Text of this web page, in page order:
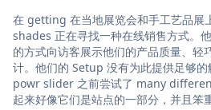
在 getting 在当地展览会和手工艺品展
shades 正在寻找一种在线销售方式。
的方式向访客展示他们的产品质量、轻
计。他们的 Setup 没有为此提供足够
powr slider 之前尝试了 many
起来好像它们是站点的一部分，并且笨